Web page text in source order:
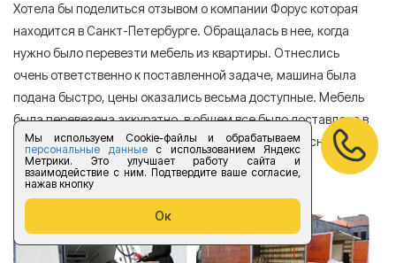
Мы используем Cookie-файлы и обрабатываем
персональные данныес использованием Яндекс
Метрики. Это улучшает работу сайта и
взаимодействие с ним. Подтвердите ваше согласие,
нажав кнопку
Ок
Хотела бы поделиться отзывом о компании Форус которая
находится в Санкт-Петербурге. Обращалась в нее, когда
нужно было перевезти мебель из квартиры. Отнеслись
очень ответственно к поставленной задаче, машина была
подана быстро, цены оказались весьма доступные. Мебель
была перевезена аккуратно, в общем все было доставлено в
хорошем состоянии. Спасибо компании за прекрасную
работу!
Елизавета Андроновна